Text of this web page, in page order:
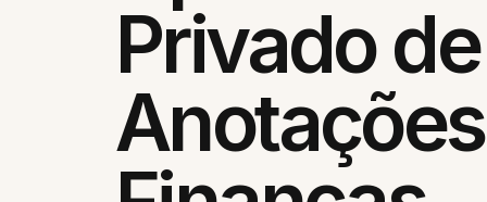
Privado de